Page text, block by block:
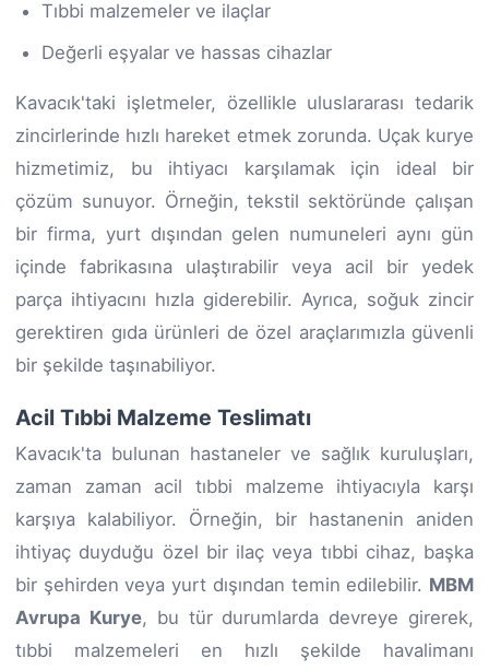
Tıbbi malzemeler ve ilaçlar
Değerli eşyalar ve hassas cihazlar
Kavacık'taki işletmeler, özellikle uluslararası tedarik
zincirlerinde hızlı hareket etmek zorunda. Uçak kurye
hizmetimiz, bu ihtiyacı karşılamak için ideal bir
çözüm sunuyor. Örneğin, tekstil sektöründe çalışan
bir firma, yurt dışından gelen numuneleri aynı gün
içinde fabrikasına ulaştırabilir veya acil bir yedek
parça ihtiyacını hızla giderebilir. Ayrıca, soğuk zincir
gerektiren gıda ürünleri de özel araçlarımızla güvenli
bir şekilde taşınabiliyor.
Acil Tıbbi Malzeme Teslimatı
Kavacık'ta bulunan hastaneler ve sağlık kuruluşları,
zaman zaman acil tıbbi malzeme ihtiyacıyla karşı
karşıya kalabiliyor. Örneğin, bir hastanenin aniden
ihtiyaç duyduğu özel bir ilaç veya tıbbi cihaz, başka
bir şehirden veya yurt dışından temin edilebilir. MBM
Avrupa Kurye, bu tür durumlarda devreye girerek,
tıbbi malzemeleri en hızlı şekilde havalimanı